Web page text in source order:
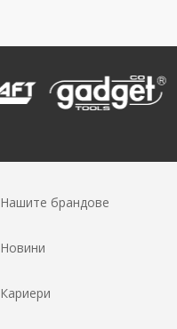
Нашите брандове
Новини
Кариери